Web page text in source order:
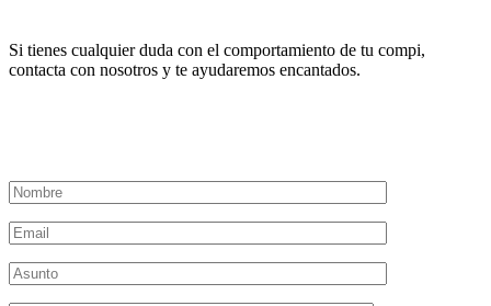
Si tienes cualquier duda con el comportamiento de tu compi,
contacta con nosotros y te ayudaremos encantados.